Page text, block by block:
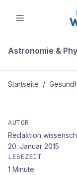
Astronomie &
Startseite /
Erkältung
AUTOR
Redaktion
20. Januar 2015
LESEZEIT
1 Minute